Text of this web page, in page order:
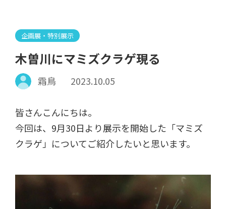
企画展・特別展示
木曽川にマミズクラゲ現る
霜鳥 2023.10.05
皆さんこんにちは。
今回は、9月30日より展示を開始した「マミズ
クラゲ」についてご紹介したいと思います。